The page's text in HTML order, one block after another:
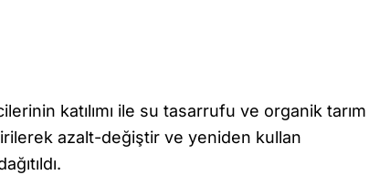
katılımı ile su tasarrufu ve organik tarım
azalt-değiştir ve yeniden kullan